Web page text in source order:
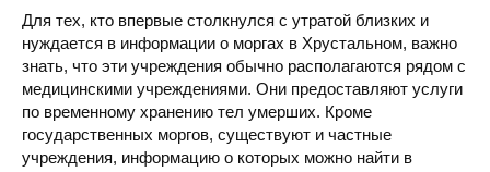
Для тех, кто впервые столкнулся с утратой близких и
нуждается в информации о моргах в Хрустальном, важно
знать, что эти учреждения обычно располагаются рядом с
медицинскими учреждениями. Они предоставляют услуги
по временному хранению тел умерших. Кроме
государственных моргов, существуют и частные
учреждения, информацию о которых можно найти в